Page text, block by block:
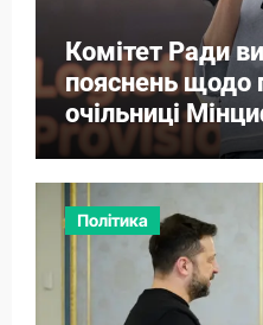
Комітет Ради
пояснень щодо
очільниці
Політика